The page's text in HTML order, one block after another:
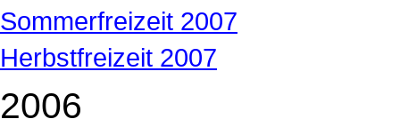
Sommerfreizeit 2007
Herbstfreizeit 2007
2006